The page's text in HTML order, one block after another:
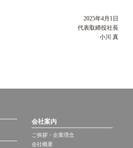
2025年4月1日
代表取締役社長
小川 真
会社案内
ご挨拶・企業理念
会社概要